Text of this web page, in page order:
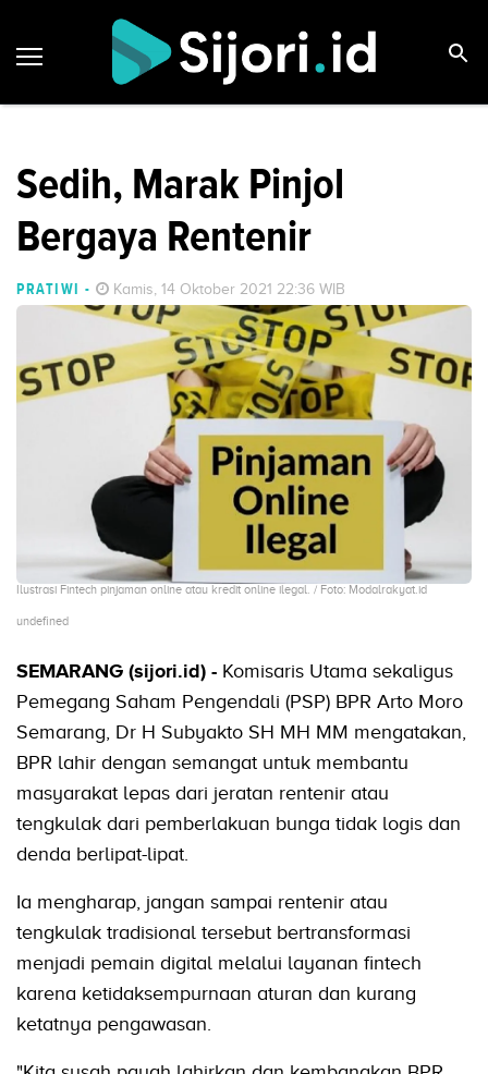
Sedih, Marak Pinjol
Bergaya Rentenir
PRATIWI - Kamis, 14 Oktober 2021 22:36 WIB
Ilustrasi Fintech pinjaman online atau kredit online ilegal. / Foto: Modalrakyat.id
undefined
SEMARANG (sijori.id) - Komisaris Utama sekaligus
Pemegang Saham Pengendali (PSP) BPR Arto Moro
Semarang, Dr H Subyakto SH MH MM mengatakan,
BPR lahir dengan semangat untuk membantu
masyarakat lepas dari jeratan rentenir atau
tengkulak dari pemberlakuan bunga tidak logis dan
denda berlipat-lipat.
Ia mengharap, jangan sampai rentenir atau
tengkulak tradisional tersebut bertransformasi
menjadi pemain digital melalui layanan fintech
karena ketidaksempurnaan aturan dan kurang
ketatnya pengawasan.